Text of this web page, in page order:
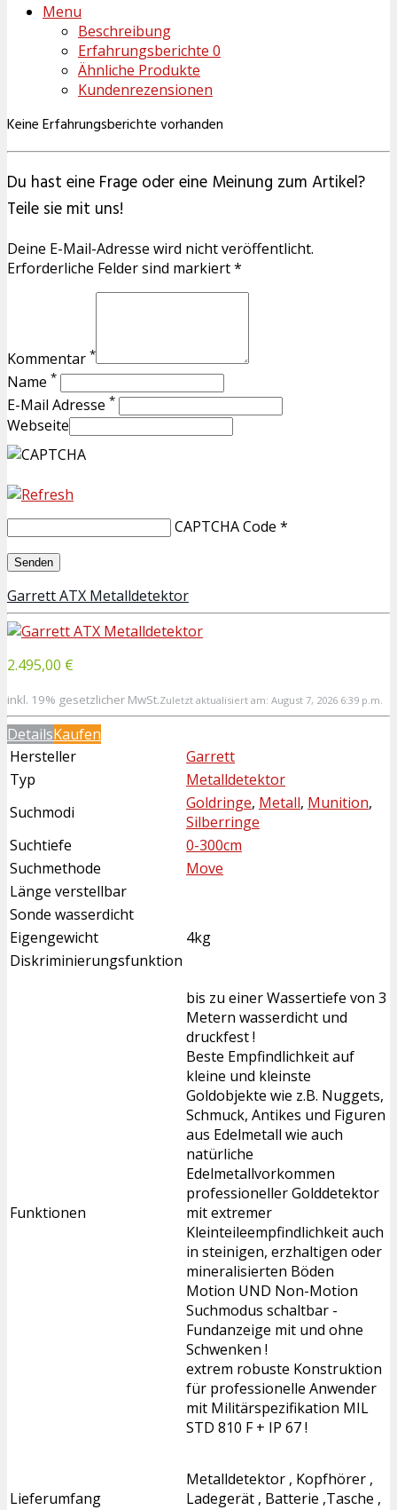
Menu
Beschreibung
Erfahrungsberichte 0
Ähnliche Produkte
Kundenrezensionen
Keine Erfahrungsberichte vorhanden
Du hast eine Frage oder eine Meinung zum Artikel?
Teile sie mit uns!
Deine E-Mail-Adresse wird nicht veröffentlicht.
Erforderliche Felder sind markiert *
Kommentar *
Name *
E-Mail Adresse *
Webseite
CAPTCHA Code *
Garrett ATX Metalldetektor
2.495,00 €
inkl. 19% gesetzlicher MwSt.Zuletzt aktualisiert am: August 7, 2026 6:39 p.m.
DetailsKaufen
Hersteller
Garrett
Typ
Metalldetektor
Suchmodi
Goldringe, Metall, Munition,
Silberringe
Suchtiefe
0-300cm
Suchmethode
Move
Länge verstellbar
Sonde wasserdicht
Eigengewicht
4kg
Diskriminierungsfunktion
Funktionen
bis zu einer Wassertiefe von 3
Metern wasserdicht und
druckfest !
Beste Empfindlichkeit auf
kleine und kleinste
Goldobjekte wie z.B. Nuggets,
Schmuck, Antikes und Figuren
aus Edelmetall wie auch
natürliche
Edelmetallvorkommen
professioneller Golddetektor
mit extremer
Kleinteileempfindlichkeit auch
in steinigen, erzhaltigen oder
mineralisierten Böden
Motion UND Non-Motion
Suchmodus schaltbar -
Fundanzeige mit und ohne
Schwenken !
extrem robuste Konstruktion
für professionelle Anwender
mit Militärspezifikation MIL
STD 810 F + IP 67 !
Lieferumfang
Metalldetektor , Kopfhörer ,
Ladegerät , Batterie ,Tasche ,